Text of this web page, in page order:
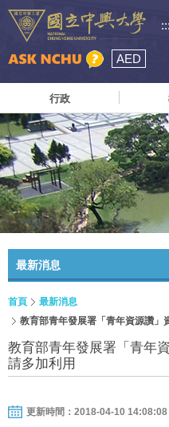
:::
AED
行政
最新消息
首頁
最新消息
教育部青年發展署「青年資源讚」
教育部青年發展署「青年
請多加利用
更新時間：2018-04-10